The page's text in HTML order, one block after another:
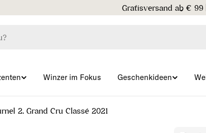
Gratisversand ab €
Winzer im Fokus Geschenkideen
2. Grand Cru Classé 2021